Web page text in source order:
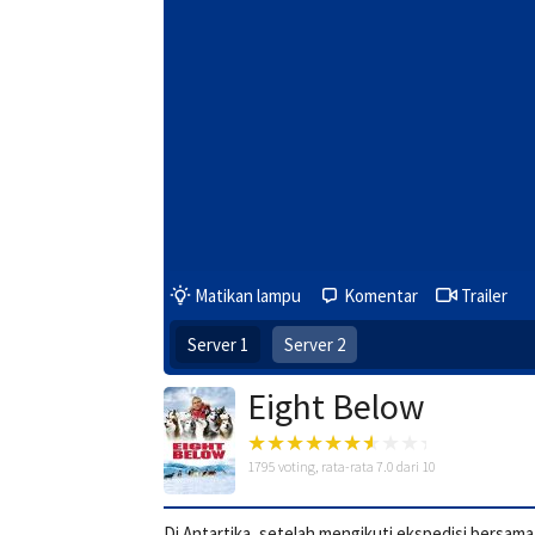
Matikan lampu Komentar Trailer
Server 1 Server 2
Eight Below
1795 voting, rata-rata 7.0 dari 10